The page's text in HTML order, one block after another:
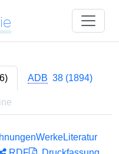
ADB 38 (1894)
WerkeLiteratur